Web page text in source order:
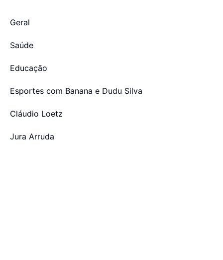
Geral
Saúde
Educação
Esportes com Banana e Dudu Silva
Cláudio Loetz
Jura Arruda